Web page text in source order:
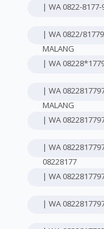
| WA 0822-8177-
| WA 0822/
MALANG
| WA
| WA
MALANG
| WA
| WA
08228177
| WA
| WA